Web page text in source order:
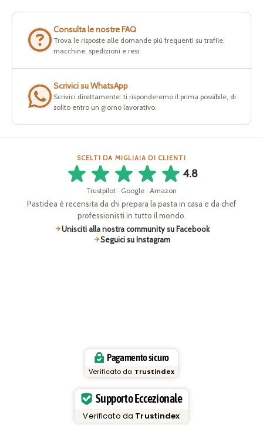
Consulta le nostre FAQ
Trova le risposte alle domande più frequenti su trafile,
macchine, spedizioni e resi.
Scrivici su WhatsApp
Scrivici direttamente: ti risponderemo il prima possibile, di
solito entro un giorno lavorativo.
SCELTI DA MIGLIAIA DI CLIENTI
4.8
Trustpilot · Google · Amazon
Pastidea è recensita da chi prepara la pasta in casa e da chef
professionisti in tutto il mondo.
Unisciti alla nostra community su Facebook
Seguici su Instagram
Pagamento sicuro
Verificato da Trustindex
Supporto Eccezionale
Verificato da Trustindex